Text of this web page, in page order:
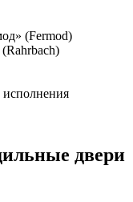
(Fermod)
исполнения
двери